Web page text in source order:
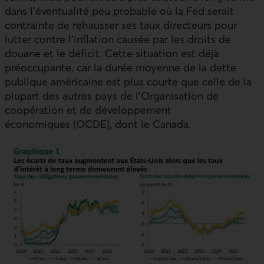
dans l’éventualité peu probable où la Fed serait
contrainte de rehausser ses taux directeurs pour
lutter contre l’inflation causée par les droits de
douane et le déficit. Cette situation est déjà
préoccupante, car la durée moyenne de la dette
publique américaine est plus courte que celle de la
plupart des autres pays de l’Organisation de
coopération et de développement
économiques (OCDE), dont le Canada.